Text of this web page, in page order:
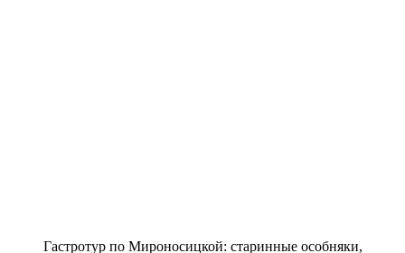
Гастротур по Мироносицкой: старинные особняки,